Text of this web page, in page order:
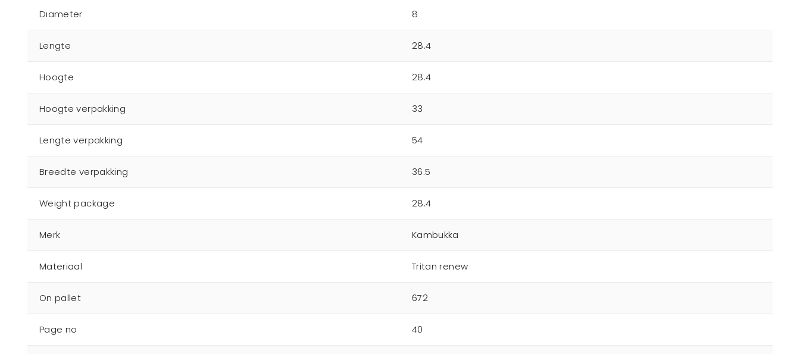
Diameter 8
Lengte 28.4
Hoogte 28.4
Hoogte verpakking 33
Lengte verpakking 54
Breedte verpakking 36.5
Weight package 28.4
Merk Kambukka
Materiaal Tritan renew
On pallet 672
Page no 40